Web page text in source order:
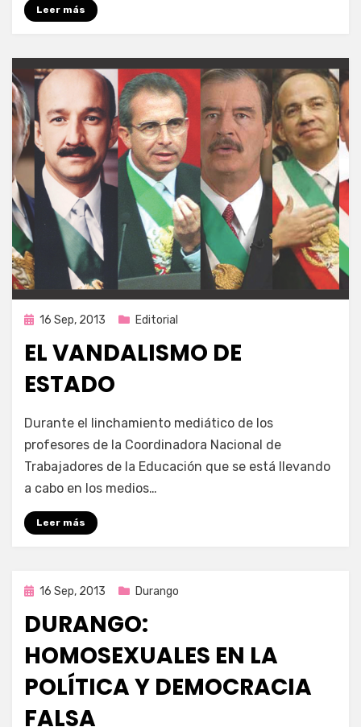
Leer más
Publicada
16 Sep, 2013 Editorial
EL VANDALISMO DE
ESTADO
Enrique
Durante el linchamiento mediático de los
profesores de la Coordinadora Nacional de
Trabajadores de la Educación que se está llevando
a cabo en los medios…
Leer más
Publicada
16 Sep, 2013 Durango
DURANGO:
HOMOSEXUALES EN LA
POLÍTICA Y DEMOCRACIA
FALSA